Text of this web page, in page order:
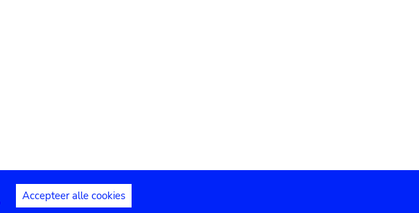
Accepteer alle cookies